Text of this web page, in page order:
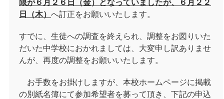
限が６月２６日（金）となっていましたが、６月２２
日（木） へ訂正をお願いいたします。
すでに、生徒への調査を終えられ、調整をお図りいた
だいた中学校におかれましては、大変申し訳ありませ
んが、再度の調整をお願いいたします。
お手数をお掛けしますが、本校ホームページに掲載
の別紙名簿にて参加希望者を募って頂き、下記の申込